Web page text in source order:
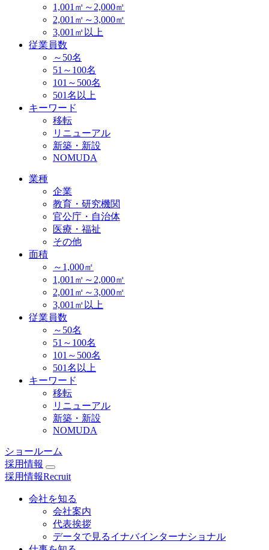
1,001㎡～2,000㎡
2,001㎡～3,000㎡
3,001㎡以上
従業員数
～50名
51～100名
101～500名
501名以上
キーワード
移転
リニューアル
新築・新設
NOMUDA
業種
企業
教育・研究機関
官公庁・自治体
医療・福祉
その他
面積
～1,000㎡
1,001㎡～2,000㎡
2,001㎡～3,000㎡
3,001㎡以上
従業員数
～50名
51～100名
101～500名
501名以上
キーワード
移転
リニューアル
新築・新設
NOMUDA
ショールーム
採用情報
採用情報Recruit
会社を知る
会社案内
代表挨拶
データで見るイナバインターナショナル